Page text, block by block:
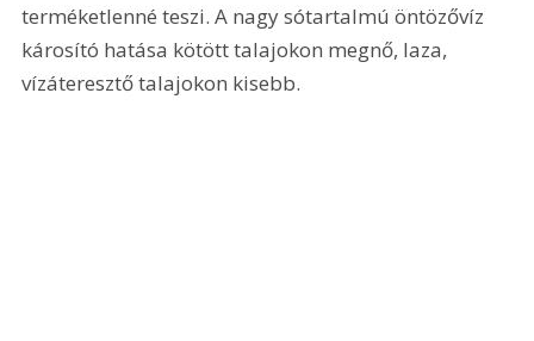
terméketlenné teszi. A nagy sótartalmú öntözővíz
károsító hatása kötött talajokon megnő, laza,
vízáteresztő talajokon kisebb.